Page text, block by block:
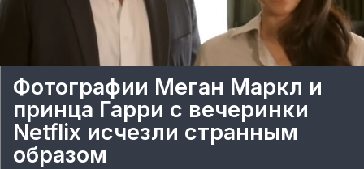
Фотографии Меган Маркл и
принца Гарри с вечеринки
Netflix исчезли странным
образом